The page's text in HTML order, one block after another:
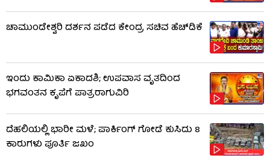
ಚಾಮುಂಡೇಶ್ವರಿ ದರ್ಶನ ಪಡೆದ ಕೇಂದ್ರ ಸಚಿವ ಹೆಚ್​​ಡಿಕೆ
ಇಂದು ಕಾಮಿಕಾ ಏಕಾದಶಿ; ಉಪವಾಸ ವೃತದಿಂದ
ಭಗವಂತನ ಕೃಪೆಗೆ ಪಾತ್ರರಾಗುವಿರಿ
ದೆಹಲಿಯಲ್ಲಿ ಭಾರೀ ಮಳೆ; ಪಾರ್ಕಿಂಗ್ ಗೋಡೆ ಕುಸಿದು 8
ಕಾರುಗಳು ಪೂರ್ತಿ ಜಖಂ